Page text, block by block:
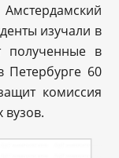
изучали в
полученные в
Петербурге 60
комиссия
вузов.